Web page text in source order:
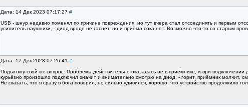
Дата: 14 Дек 2023 07:17:27 #
USB - шнур недавно поменял по причине повреждения, но тут вчера стал отсоединять и первым
усилитель наушники, - диод вроде не гаснет, но и приёма пока нет. Возможно что-то со старым
Дата: 17 Дек 2023 07:26:41 #
Подытожу свой же вопрос. Проблема действительно оказалась не в приёмнике, и при подключении
курьёзно произошло подключил значит и внимательно смотрю на диод, - горит, приёмник молчит,
Не сказать, что я сразу в бога поверил, но сильно удивился, хорошо, что устройство продолжило